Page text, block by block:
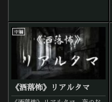
中編
《洒落怖》リアルタマ